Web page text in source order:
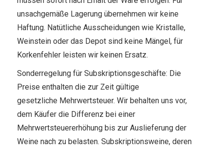
unsachgemäße Lagerung übernehmen wir keine
Haftung. Natütliche Ausscheidungen wie Kristalle,
Weinstein oder das Depot sind keine Mängel, für
Korkenfehler leisten wir keinen Ersatz.
Sonderregelung für Subskriptionsgeschäfte: Die
Preise enthalten die zur Zeit gültige
gesetzliche Mehrwertsteuer. Wir behalten uns vor,
dem Käufer die Differenz bei einer
Mehrwertsteuererhöhung bis zur Auslieferung der
Weine nach zu belasten. Subskriptionsweine, deren